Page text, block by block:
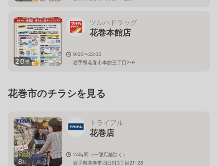
20枚
ツルハドラッグ
花巻本館店
9:00〜22:00
岩手県花巻市本館三丁目2-9
花巻市のチラシを見る
8枚
トライアル
花巻店
24時間（一部店舗除く）
岩手県花巻市四日町3丁目21-28